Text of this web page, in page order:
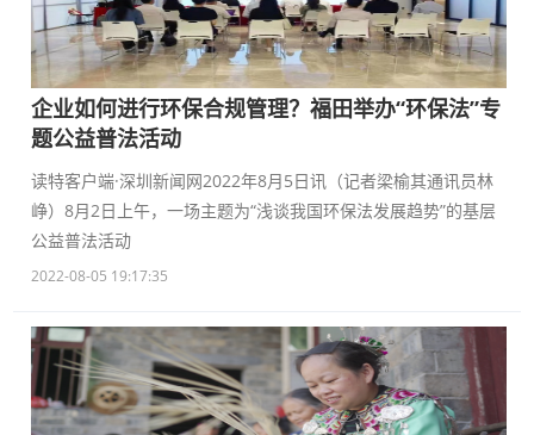
企业如何进行环保合规管理？福田举办“环保法”专
题公益普法活动
读特客户端·深圳新闻网2022年8月5日讯（记者梁榆其通讯员林
峥）8月2日上午，一场主题为“浅谈我国环保法发展趋势”的基层
公益普法活动
2022-08-05 19:17:35